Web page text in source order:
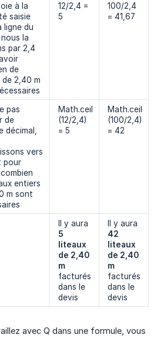
à la
saisie
ligne du
la
par 2,4
de
2,40 m
12/2,4 =
5
100/2,4
= 41,67
pas
de
décimal,
vers
pour
entiers
m sont
Math.ceil
(12/2,4)
= 5
Math.ceil
(100/2,4)
= 42
Il y aura
5
liteaux
de 2,40
m
facturés
dans le
devis
Il y aura
42
liteaux
de 2,40
m
facturés
dans le
devis
avec Q dans une formule, vous